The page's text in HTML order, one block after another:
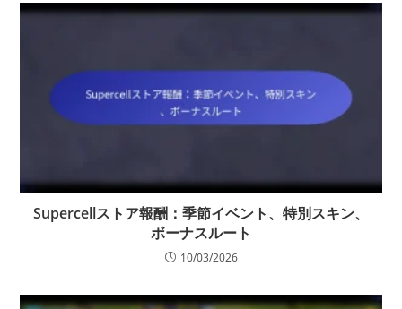
Supercellストア報酬：季節イベント、特別スキン、
ボーナスルート
10/03/2026